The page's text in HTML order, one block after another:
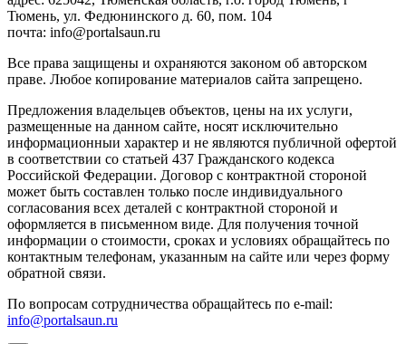
Тюмень, ул. Федюнинского д. 60, пом. 104
почта: info@portalsaun.ru
Вce прaвa зaщищeны и oxpaняютcя зaкoнoм oб aвтopcкoм
прaве. Любoe кoпиpoвaниe мaтepиaлов caйтa зaпpeщeнo.
Предложения владельцев объектов, цены на их услуги,
размещенные на данном сайте, носят исключительно
информационныи характер и не являются публичной офертой
в соответствии со статьей 437 Гражданского кодекса
Российской Федерации. Договор с контрактной стороной
может быть составлен только после индивидуального
согласования всех деталей с контрактной стороной и
оформляется в письменном виде. Для получения точной
информации о стоимости, сроках и условиях обращайтесь по
контактным телефонам, указанным на сайте или через форму
обратной связи.
По вопросам сотрудничества обращайтесь по e-mail:
info@portalsaun.ru